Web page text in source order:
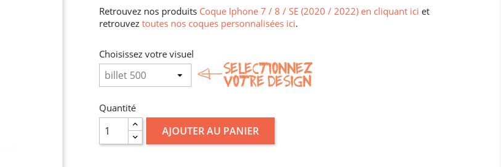
Retrouvez nos produits Coque Iphone 7 / 8 / SE (2020 / 2022) en cliquant ici et
retrouvez toutes nos coques personnalisées ici.
Choisissez votre visuel
Quantité
AJOUTER AU PANIER